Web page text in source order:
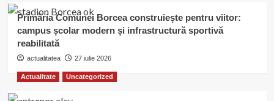
Primăria Comunei Borcea construiește pentru viitor:
campus școlar modern și infrastructură sportivă
reabilitată
actualitatea 27 iulie 2026
Actualitate Uncategorized